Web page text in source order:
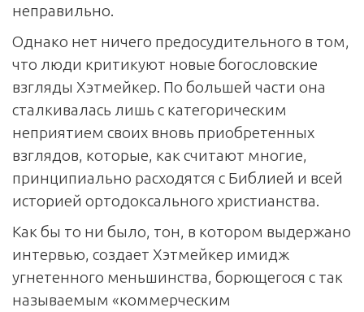
неправильно.
Однако нет ничего предосудительного в том,
что люди критикуют новые богословские
взгляды Хэтмейкер. По большей части она
сталкивалась лишь с категорическим
неприятием своих вновь приобретенных
взглядов, которые, как считают многие,
принципиально расходятся с Библией и всей
историей ортодоксального христианства.
Как бы то ни было, тон, в котором выдержано
интервью, создает Хэтмейкер имидж
угнетенного меньшинства, борющегося с так
называемым «коммерческим